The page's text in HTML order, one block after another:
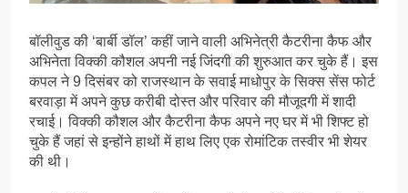
बॉलीवुड की ‘बार्बी डॉल’ कहीं जाने वाली अभिनेत्री कैटरीना कैफ और
अभिनेता विक्की कौशल अपनी नई जिंदगी की शुरुआत कर चुके हैं। इस
कपल ने 9 दिसंबर को राजस्थान के सवाई माधोपुर के सिक्स सेंस फोर्ट
बरवाड़ा में अपने कुछ करीबी दोस्त और परिवार की मौजूदगी में शादी
रचाई। विक्की कौशल और कैटरीना कैफ अपने नए घर में भी शिफ्ट हो
चुके हैं जहां से इन्होंने हाथों में हाथ लिए एक रोमांटिक तस्वीर भी शेयर
की थी।